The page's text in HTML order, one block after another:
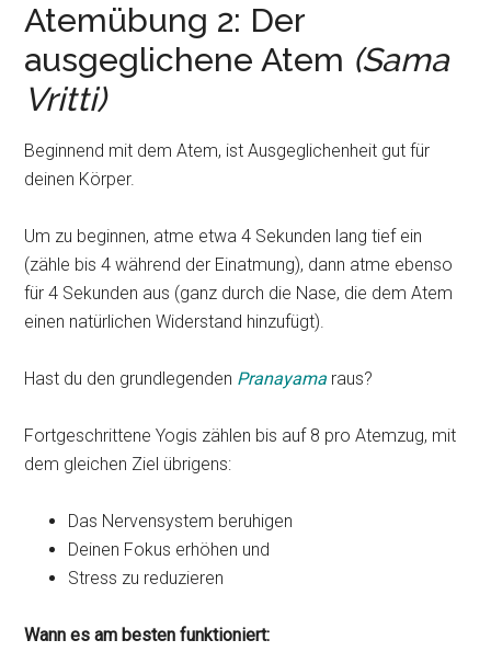
Atemübung 2: Der
ausgeglichene Atem (Sama
Vritti)
Beginnend mit dem Atem, ist Ausgeglichenheit gut für
deinen Körper.
Um zu beginnen, atme etwa 4 Sekunden lang tief ein
(zähle bis 4 während der Einatmung), dann atme ebenso
für 4 Sekunden aus (ganz durch die Nase, die dem Atem
einen natürlichen Widerstand hinzufügt).
Hast du den grundlegenden Pranayama raus?
Fortgeschrittene Yogis zählen bis auf 8 pro Atemzug, mit
dem gleichen Ziel übrigens:
Das Nervensystem beruhigen
Deinen Fokus erhöhen und
Stress zu reduzieren
Wann es am besten funktioniert: